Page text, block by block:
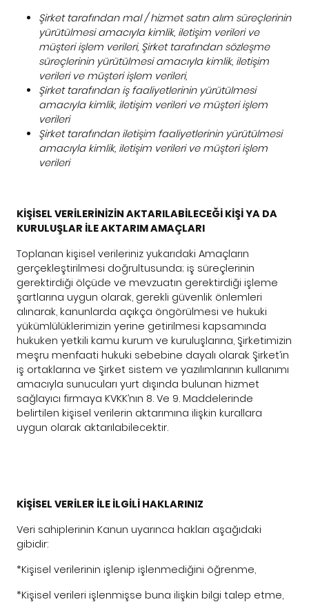
Şirket tarafından mal / hizmet satın alım süreçlerinin
yürütülmesi amacıyla kimlik, iletişim verileri ve
müşteri işlem verileri, Şirket tarafından sözleşme
süreçlerinin yürütülmesi amacıyla kimlik, iletişim
verileri ve müşteri işlem verileri,
Şirket tarafından iş faaliyetlerinin yürütülmesi
amacıyla kimlik, iletişim verileri ve müşteri işlem
verileri
Şirket tarafından iletişim faaliyetlerinin yürütülmesi
amacıyla kimlik, iletişim verileri ve müşteri işlem
verileri
KİŞİSEL VERİLERİNİZİN AKTARILABİLECEĞİ KİŞİ YA DA
KURULUŞLAR İLE AKTARIM AMAÇLARI
Toplanan kişisel verileriniz yukarıdaki Amaçların
gerçekleştirilmesi doğrultusunda; iş süreçlerinin
gerektirdiği ölçüde ve mevzuatın gerektirdiği işleme
şartlarına uygun olarak, gerekli güvenlik önlemleri
alınarak, kanunlarda açıkça öngörülmesi ve hukuki
yükümlülüklerimizin yerine getirilmesi kapsamında
hukuken yetkili kamu kurum ve kuruluşlarına, Şirketimizin
meşru menfaati hukuki sebebine dayalı olarak Şirket’in
iş ortaklarına ve Şirket sistem ve yazılımlarının kullanımı
amacıyla sunucuları yurt dışında bulunan hizmet
sağlayıcı firmaya KVKK’nın 8. Ve 9. Maddelerinde
belirtilen kişisel verilerin aktarımına ilişkin kurallara
uygun olarak aktarılabilecektir.
KİŞİSEL VERİLER İLE İLGİLİ HAKLARINIZ
Veri sahiplerinin Kanun uyarınca hakları aşağıdaki
gibidir:
*Kişisel verilerinin işlenip işlenmediğini öğrenme,
*Kişisel verileri işlenmişse buna ilişkin bilgi talep etme,